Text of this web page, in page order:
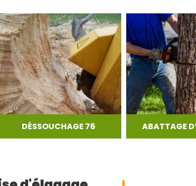
DÉSSOUCHAGE 76 ABATTAGE